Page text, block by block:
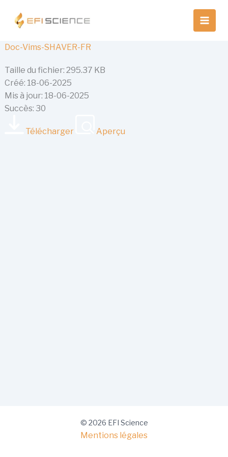
contenu
Doc-Vims-SHAVER-FR
Taille du fichier: 295.37 KB
Créé: 18-06-2025
Mis à jour: 18-06-2025
Succès: 30
Télécharger Aperçu
© 2026 EFI Science
Mentions légales